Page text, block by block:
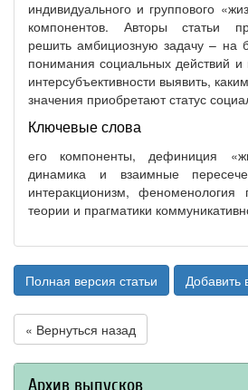
индивидуального и группового
компонентов. Авторы статьи
решить амбициозную задачу – на
понимания социальных действий
интерсубъективности выявить,
значения приобретают статус
Ключевые слова
его компоненты, дефиниция
динамика и взаимные
интеракционизм, феноменология
теории и прагматики
Полная версия статьи Добавить
« Вернуться назад
Архив выпусков